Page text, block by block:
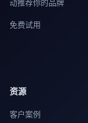
动推荐你的品牌
免费试用
资源
客户案例